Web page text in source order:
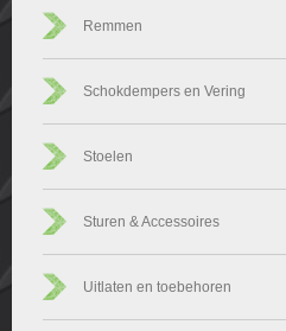
Remmen
Schokdempers en Vering
Stoelen
Sturen & Accessoires
Uitlaten en toebehoren